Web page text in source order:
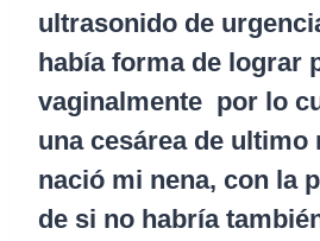
ultrasonido de
había forma de lograr
vaginalmente por lo
una cesárea de ultimo
nació mi nena, con la
de si no habría